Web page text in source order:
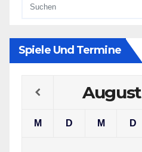
Spiele Und Termine
August
M D M D